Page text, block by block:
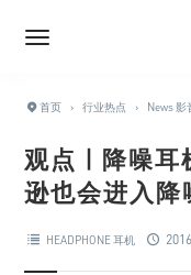
首页 › 行业热点 › News 影
观点 | 降噪耳
逊也会进入降
HEADPHONE 耳机